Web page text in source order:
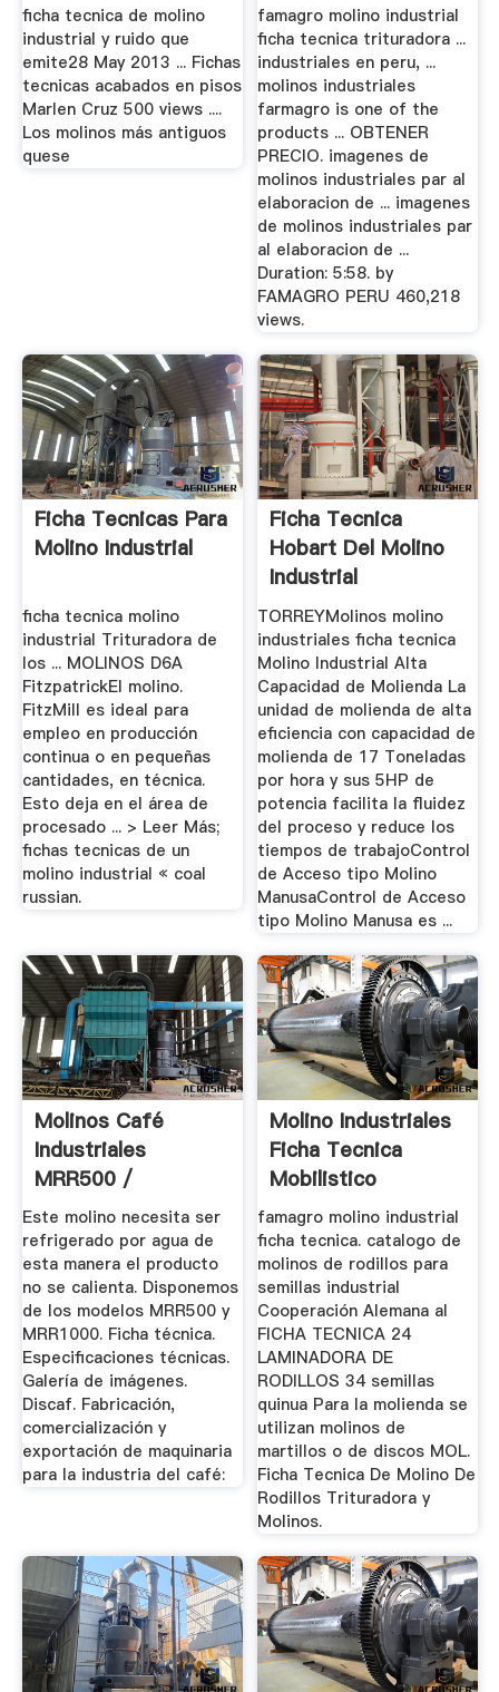
ficha tecnica de molino
industrial y ruido que
emite28 May 2013 ... Fichas
tecnicas acabados en pisos
Marlen Cruz 500 views ....
Los molinos más antiguos
quese
famagro molino industrial
ficha tecnica trituradora ...
industriales en peru, ...
molinos industriales
farmagro is one of the
products ... OBTENER
PRECIO. imagenes de
molinos industriales par al
elaboracion de ... imagenes
de molinos industriales par
al elaboracion de ...
Duration: 5:58. by
FAMAGRO PERU 460,218
views.
Ficha Tecnicas Para
Molino Industrial
ficha tecnica molino
industrial Trituradora de
los ... MOLINOS D6A
FitzpatrickEl molino.
FitzMill es ideal para
empleo en producción
continua o en pequeñas
cantidades, en técnica.
Esto deja en el área de
procesado ... > Leer Más;
fichas tecnicas de un
molino industrial « coal
russian.
Ficha Tecnica
Hobart Del Molino
Industrial
TORREYMolinos molino
industriales ficha tecnica
Molino Industrial Alta
Capacidad de Molienda La
unidad de molienda de alta
eficiencia con capacidad de
molienda de 17 Toneladas
por hora y sus 5HP de
potencia facilita la fluidez
del proceso y reduce los
tiempos de trabajoControl
de Acceso tipo Molino
ManusaControl de Acceso
tipo Molino Manusa es ...
Molinos Café
Industriales
MRR500 /
MRR1000
Este molino necesita ser
refrigerado por agua de
esta manera el producto
no se calienta. Disponemos
de los modelos MRR500 y
MRR1000. Ficha técnica.
Especificaciones técnicas.
Galería de imágenes.
Discaf. Fabricación,
comercialización y
exportación de maquinaria
para la industria del café:
Molino Industriales
Ficha Tecnica
Mobilistico
famagro molino industrial
ficha tecnica. catalogo de
molinos de rodillos para
semillas industrial
Cooperación Alemana al
FICHA TECNICA 24
LAMINADORA DE
RODILLOS 34 semillas
quinua Para la molienda se
utilizan molinos de
martillos o de discos MOL.
Ficha Tecnica De Molino De
Rodillos Trituradora y
Molinos.